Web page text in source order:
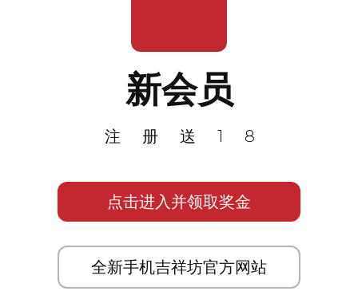
新会员
注册送18
点击进入并领取奖金
全新手机吉祥坊官方网站